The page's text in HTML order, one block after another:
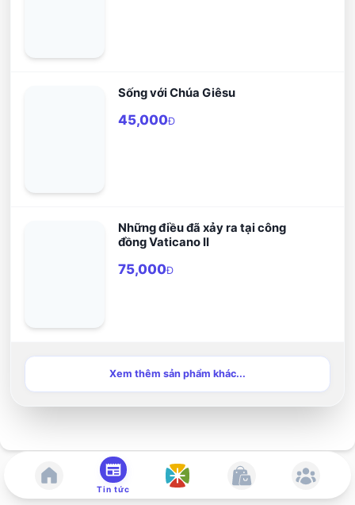
Sống với Chúa Giêsu
45,000Đ
Những điều đã xảy ra tại công
đồng Vaticano II
75,000Đ
Xem thêm sản phẩm khác...
Tin tức